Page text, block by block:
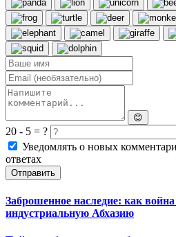
😊
20 - 5 = ?
Уведомлять о новых
ответах
Отправить
Заброшенное наследие: как
индустриальную Абхазию